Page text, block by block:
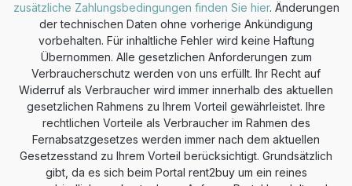
zusätzliche Zahlungsbedingungen finden Sie hier. Änderungen
der technischen Daten ohne vorherige Ankündigung
vorbehalten. Für inhaltliche Fehler wird keine Haftung
Übernommen. Alle gesetzlichen Anforderungen zum
Verbraucherschutz werden von uns erfüllt. Ihr Recht auf
Widerruf als Verbraucher wird immer innerhalb des aktuellen
gesetzlichen Rahmens zu Ihrem Vorteil gewährleistet. Ihre
rechtlichen Vorteile als Verbraucher im Rahmen des
Fernabsatzgesetzes werden immer nach dem aktuellen
Gesetzesstand zu Ihrem Vorteil berücksichtigt. Grundsätzlich
gibt, da es sich beim Portal rent2buy um ein reines